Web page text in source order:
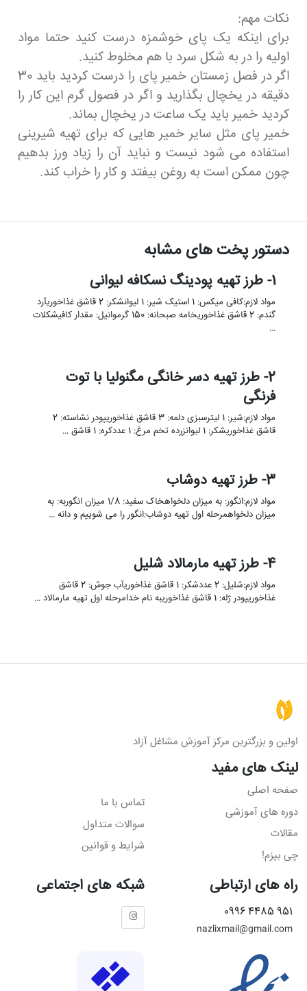
نکات مهم:
برای اینکه یک پای خوشمزه درست کنید حتما مواد
اولیه را در به شکل سرد با هم مخلوط کنید.
اگر در فصل زمستان خمیر پای را درست کردید باید 30
دقیقه در یخچال بگذارید و اگر در فصول گرم این کار را
کردید خمیر باید یک ساعت در یخچال بماند.
خمیر پای مثل سایر خمیر هایی که برای تهیه شیرینی
استفاده می شود نیست و نباید آن را زیاد ورز بدهیم
چون ممکن است به روغن بیفتد و کار را خراب کند.
دستور پخت های مشابه
1- طرز تهیه پودینگ نسکافه لیوانی
مواد لازم:کافی میکس: 1 استیک شیر: 1 لیوانشکر: 2 قاشق غذاخوریآرد
گندم: 2 قاشق غذاخوریخامه صبحانه: 150 گرموانیل: مقدار کافیشکلات
…
2- طرز تهیه دسر خانگی مگنولیا با توت
فرنگی
مواد لازم:شیر: 1 لیترسبزی دلمه: 3 قاشق غذاخوریپودر نشاسته: 2
قاشق غذاخوریشکر: 1 لیوانزرده تخم مرغ: 1 عددکره: 1 قاشق …
3- طرز تهیه دوشاب
مواد لازم:انگور: به میزان دلخواهخاک سفید: 1/8 میزان انگوربه: به
میزان دلخواهمرحله اول تهیه دوشاب:انگور را می شوییم و دانه …
4- طرز تهیه مارمالاد شلیل
مواد لازم:شلیل: 2 عددشکر: 1 قاشق غذاخوریآب جوش: 2 قاشق
غذاخوریپودر ژله: 1 قاشق غذاخوریبه نام خدامرحله اول تهیه مارمالاد …
اولین و بزرگترین مرکز آموزش مشاغل آزاد
لینک های مفید
صفحه اصلی
دوره های آموزشی
مقالات
چی بپزم!
تماس با ما
سوالات متداول
شرایط و قوانین
راه های ارتباطی
951 4485 0996
nazlixmail@gmail.com
شبکه های اجتماعی